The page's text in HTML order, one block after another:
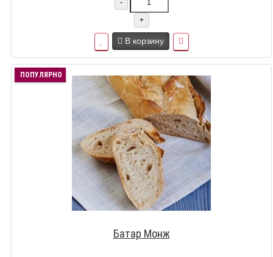
-
+
В корзину
ПОПУЛЯРНО
Батар Монж